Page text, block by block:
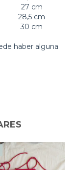
27 cm
28,5 cm
30 cm
haber alguna